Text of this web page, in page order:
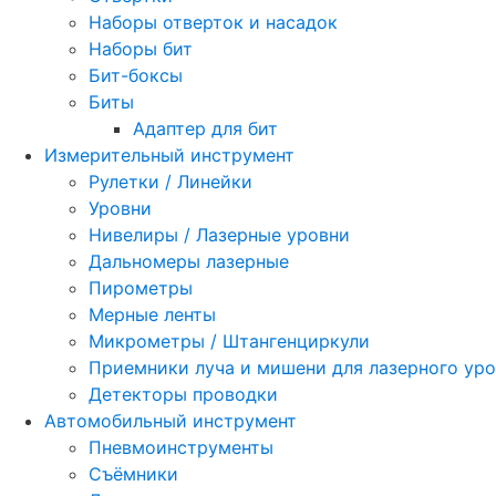
Наборы отверток и насадок
Наборы бит
Бит-боксы
Биты
Адаптер для бит
Измерительный инструмент
Рулетки / Линейки
Уровни
Нивелиры / Лазерные уровни
Дальномеры лазерные
Пирометры
Мерные ленты
Микрометры / Штангенциркули
Приемники луча и мишени для лазерного
Детекторы проводки
Автомобильный инструмент
Пневмоинструменты
Съёмники